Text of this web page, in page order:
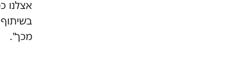
אצלנו
מכך".